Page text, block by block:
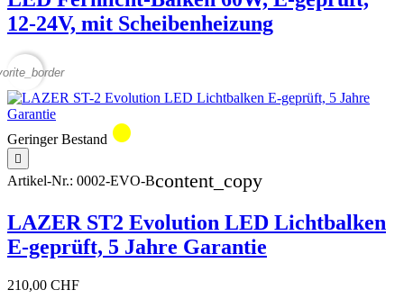
12-24V, mit Scheibenheizung
Geringer Bestand circle

Artikel-Nr.: 0002-EVO-Bcontent_copy
LAZER ST2 Evolution LED Lichtbalken
E-geprüft, 5 Jahre Garantie
210,00 CHF